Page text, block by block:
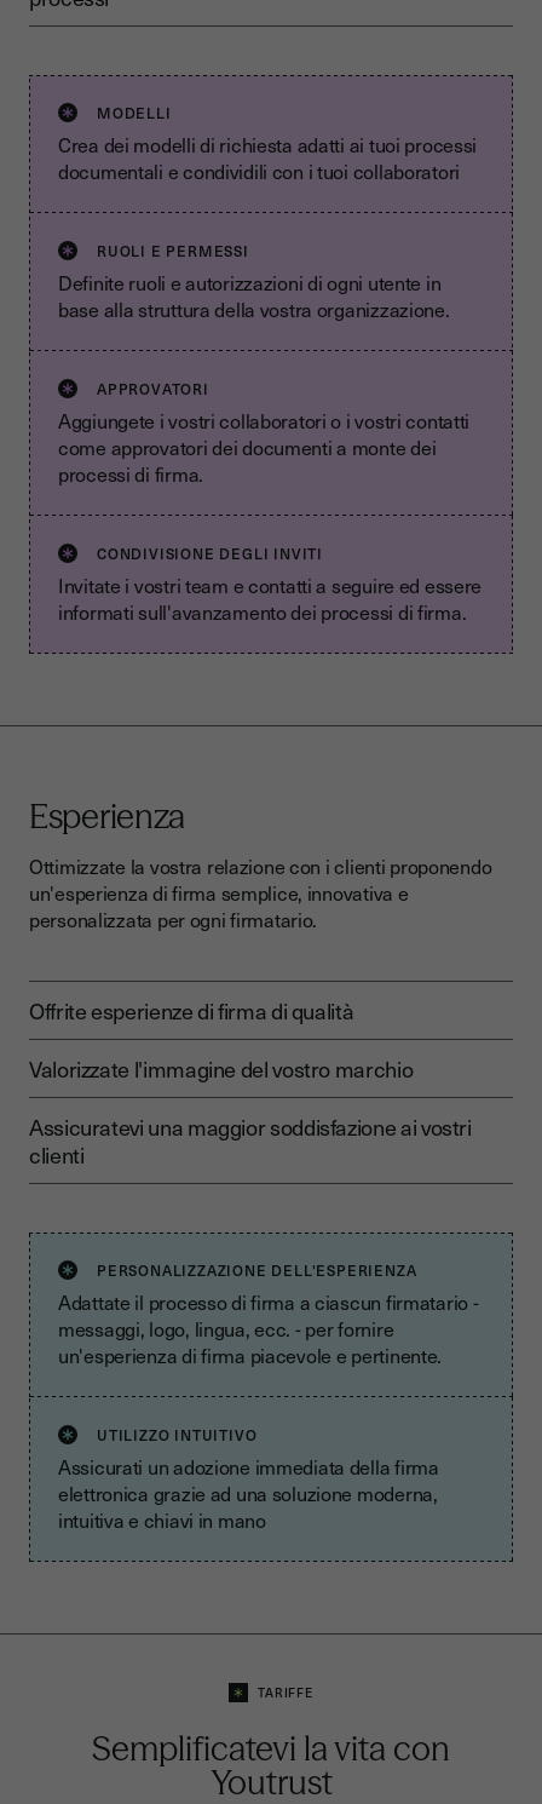
MODELLI
Crea dei modelli di richiesta adatti ai tuoi processi
documentali e condividili con i tuoi collaboratori
RUOLI E PERMESSI
Definite ruoli e autorizzazioni di ogni utente in
base alla struttura della vostra organizzazione.
APPROVATORI
Aggiungete i vostri collaboratori o i vostri contatti
come approvatori dei documenti a monte dei
processi di firma.
CONDIVISIONE DEGLI INVITI
Invitate i vostri team e contatti a seguire ed essere
informati sull'avanzamento dei processi di firma.
Esperienza
Ottimizzate la vostra relazione con i clienti proponendo
un'esperienza di firma semplice, innovativa e
personalizzata per ogni firmatario.
Offrite esperienze di firma di qualità
Valorizzate l'immagine del vostro marchio
Assicuratevi una maggior soddisfazione ai vostri
clienti
PERSONALIZZAZIONE DELL'ESPERIENZA
Adattate il processo di firma a ciascun firmatario -
messaggi, logo, lingua, ecc. - per fornire
un'esperienza di firma piacevole e pertinente.
UTILIZZO INTUITIVO
Assicurati un adozione immediata della firma
elettronica grazie ad una soluzione moderna,
intuitiva e chiavi in mano
TARIFFE
Semplificatevi la vita con
Youtrust